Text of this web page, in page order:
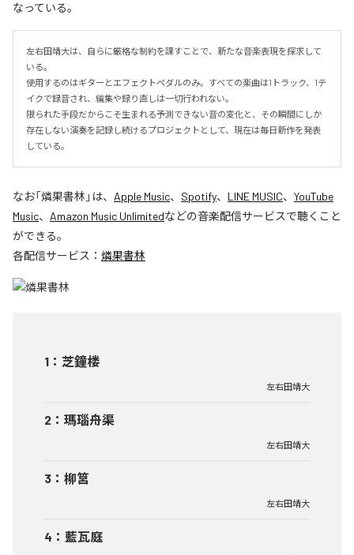
なっている。
左右田靖大は、自らに厳格な制約を課すことで、新たな音楽表現を探求して
いる。
使用するのはギターとエフェクトペダルのみ。すべての楽曲は1トラック、1テ
イクで録音され、編集や録り直しは一切行われない。
限られた手段だからこそ生まれる予測できない音の変化と、その瞬間にしか
存在しない演奏を記録し続けるプロジェクトとして、現在は毎日新作を発表
している。
なお「燐果書林 」は、 Apple Music、 Spotify、 LINE MUSIC、 YouTube
Music、 Amazon Music Unlimitedなどの音楽配信サービスで聴くこと
ができる。
各配信サービス： 燐果書林
1 ： 芝鐘楼
左右田靖大
2 ： 瑪瑙舟渠
左右田靖大
3 ： 柳筥
左右田靖大
4 ： 藍瓦庭